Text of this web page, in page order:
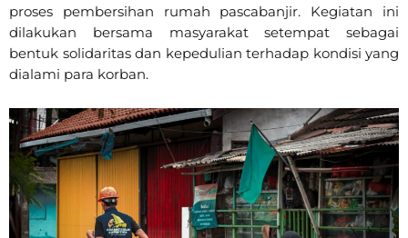
proses pembersihan rumah pascabanjir. Kegiatan ini
dilakukan bersama masyarakat setempat sebagai
bentuk solidaritas dan kepedulian terhadap kondisi yang
dialami para korban.